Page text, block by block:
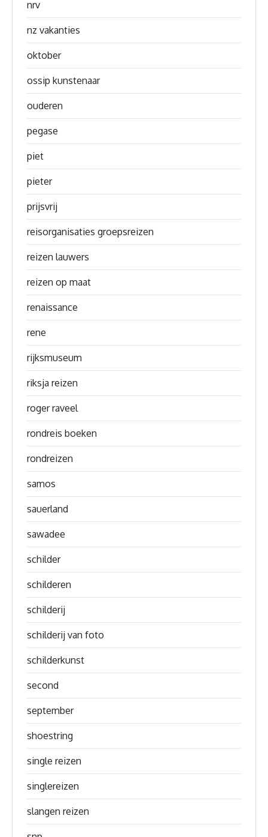
nrv
nz vakanties
oktober
ossip kunstenaar
ouderen
pegase
piet
pieter
prijsvrij
reisorganisaties groepsreizen
reizen lauwers
reizen op maat
renaissance
rene
rijksmuseum
riksja reizen
roger raveel
rondreis boeken
rondreizen
samos
sauerland
sawadee
schilder
schilderen
schilderij
schilderij van foto
schilderkunst
second
september
shoestring
single reizen
singlereizen
slangen reizen